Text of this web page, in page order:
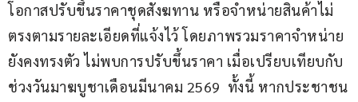
โอกาสปรับขึ้นราคาชุดสังฆทาน หรือจำหน่ายสินค้าไม่
ตรงตามรายละเอียดที่แจ้งไว้ โดยภาพรวมราคาจำหน่าย
ยังคงทรงตัว ไม่พบการปรับขึ้นราคา เมื่อเปรียบเทียบกับ
ช่วงวันมาฆบูชาเดือนมีนาคม 2569  ทั้งนี้ หากประชาชน